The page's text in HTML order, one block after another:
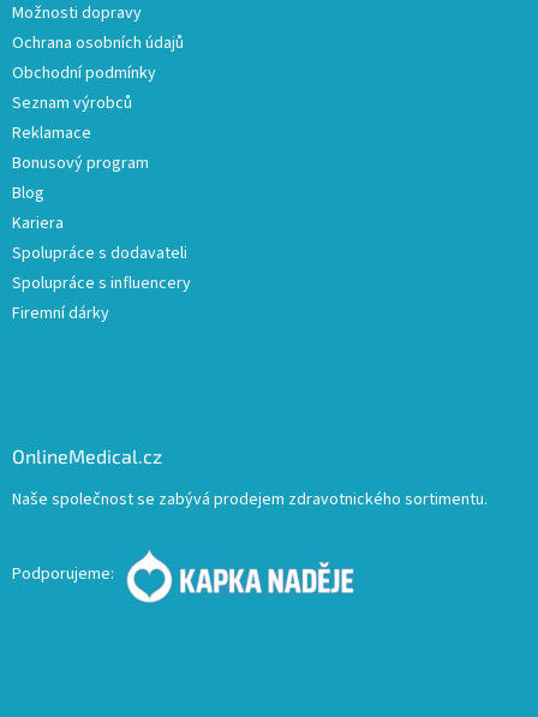
Možnosti dopravy
Ochrana osobních údajů
Obchodní podmínky
Seznam výrobců
Reklamace
Bonusový program
Blog
Kariera
Spolupráce s dodavateli
Spolupráce s influencery
Firemní dárky
OnlineMedical.cz
Naše společnost se zabývá prodejem zdravotnického sortimentu.
Podporujeme: